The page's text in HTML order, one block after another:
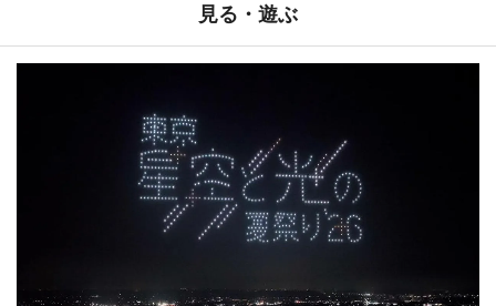
見る・遊ぶ